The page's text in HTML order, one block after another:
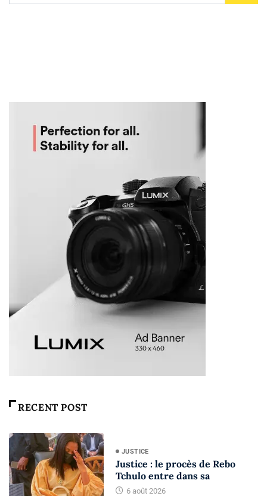
RECENT POST
JUSTICE
Justice : le procès de Rebo
Tchulo entre dans sa
6 août 2026